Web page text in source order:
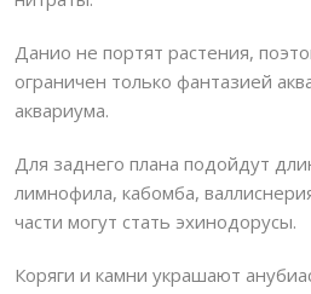
Данио не портят растения,
ограничен только фантазией
аквариума.
Для заднего плана подойдут
лимнофила, кабомба,
части могут стать эхинодорусы.
Коряги и камни украшают